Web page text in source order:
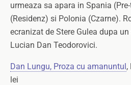
urmeaza sa apara in Spania
(Residenz) si Polonia (Czarne).
ecranizat de Stere Gulea dupa
Lucian Dan Teodorovici.
Dan Lungu, Proza cu amanuntul,
lei